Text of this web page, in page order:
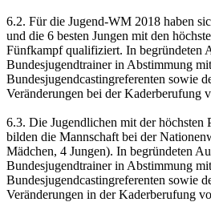
6.2. Für die Jugend-WM 2018 haben
und die 6 besten Jungen mit den
Fünfkampf qualifiziert. In begründeten
Bundesjugendtrainer in Abstimmung
Bundesjugendcastingreferenten sowie
Veränderungen bei der Kaderberufung
6.3. Die Jugendlichen mit der
bilden die Mannschaft bei der
Mädchen, 4 Jungen). In begründeten
Bundesjugendtrainer in Abstimmung
Bundesjugendcastingreferenten sowie
Veränderungen in der Kaderberufung